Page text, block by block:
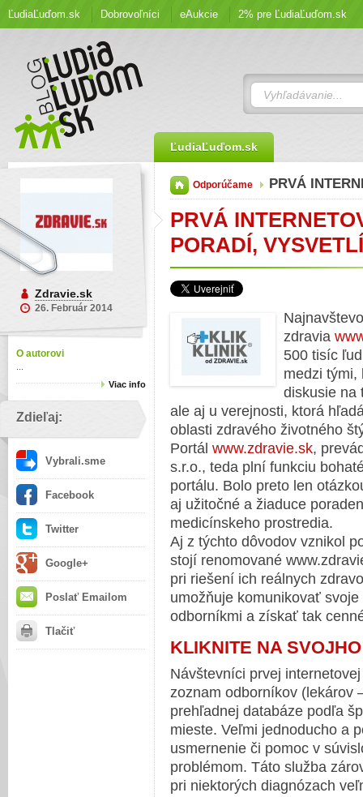
ĽudiaĽuďom.sk Dobrovoľníci eAukcie 2% pre ĽudiaĽuďom.sk
ĽudiaĽuďom.sk
Zdravie.sk
26. Február 2014
O autorovi
Viac info
Zdieľaj:
Vybrali.sme
Facebook
Twitter
Google+
Poslať Emailom
Tlačiť
Odporúčame PRVÁ
PRVÁ
PORADÍ,
zdravia
500 tisíc
medzi tými,
diskusie na
ale aj u verejnosti, ktorá
oblasti zdravého životného
Portál www.zdravie.sk,
s.r.o., teda plní funkciu
portálu. Bolo preto len
aj užitočné a žiaduce
medicínskeho prostredia.
Aj z týchto dôvodov vznikol
stojí renomované
pri riešení ich reálnych
umožňuje komunikovať
odborníkmi a získať tak
KLIKNITE NA
Návštevníci prvej
zoznam odborníkov (lekárov
prehľadnej databáze podľa
mieste. Veľmi jednoducho a
usmernenie či pomoc v
problémom. Táto služba
pri niektorých diagnózach